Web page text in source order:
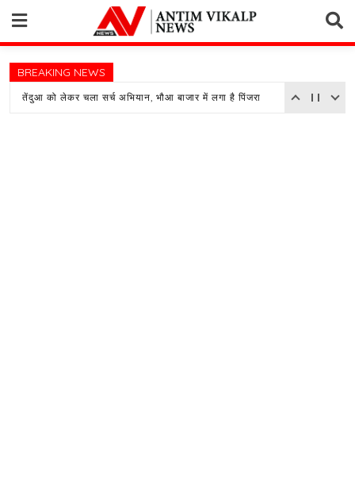
content
BREAKING NEWS
तेंदुआ को लेकर चला सर्च अभियान, भौआ बाजार में लगा है पिंजरा